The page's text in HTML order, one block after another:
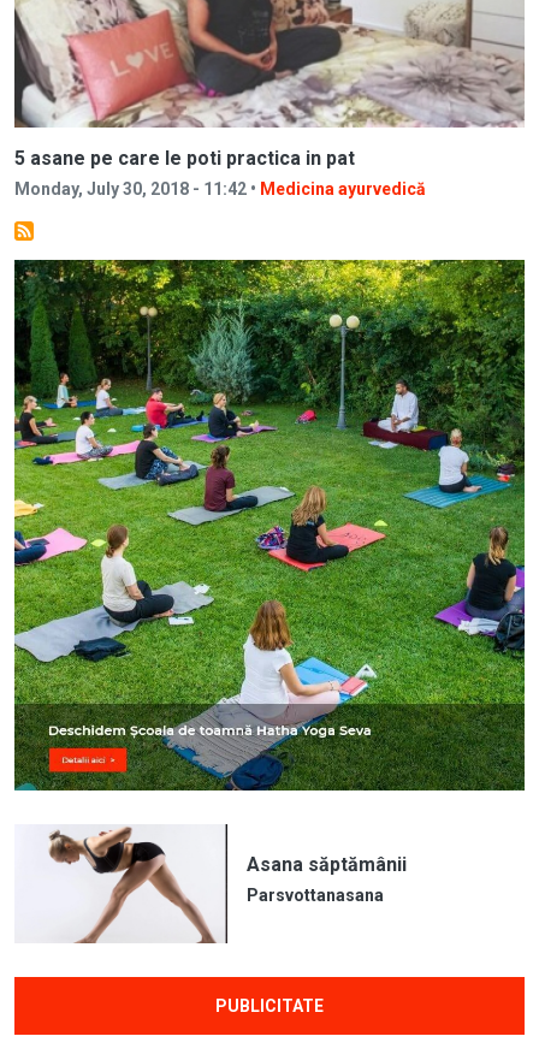
5 asane pe care le poti practica in pat
Monday, July 30, 2018 - 11:42 • Medicina ayurvedică
Image
Asana săptămânii
Parsvottanasana
PUBLICITATE